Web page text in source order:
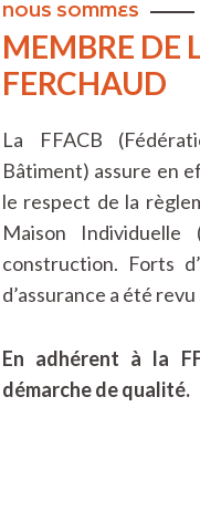
NOUS SOMMES
MEMBRE DE
FERCHAUD
La FFACB
Bâtiment) assure en
le respect de la
Maison
construction. Forts
d’assurance a été
En adhérent à la
démarche de qualité.